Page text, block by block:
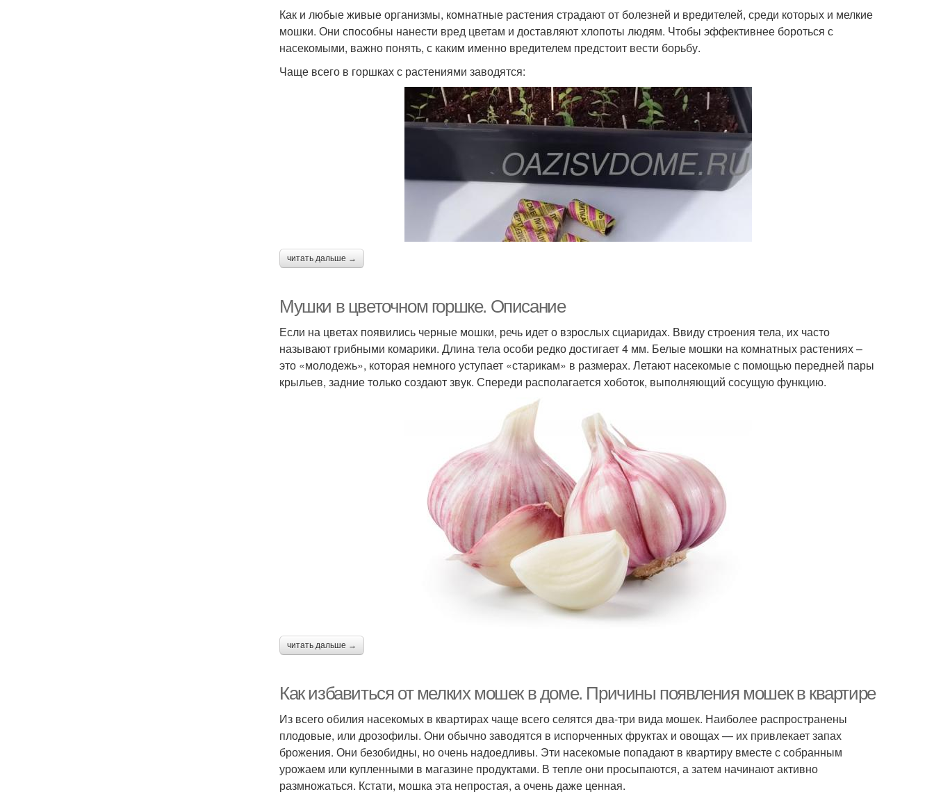
Как и любые живые организмы, комнатные растения страдают от болезней и вредителей, среди которых и мелкие
мошки. Они способны нанести вред цветам и доставляют хлопоты людям. Чтобы эффективнее бороться с
насекомыми, важно понять, с каким именно вредителем предстоит вести борьбу.
Чаще всего в горшках с растениями заводятся:
читать дальше →
Мушки в цветочном горшке. Описание
Если на цветах появились черные мошки, речь идет о взрослых сциаридах. Ввиду строения тела, их часто
называют грибными комарики. Длина тела особи редко достигает 4 мм. Белые мошки на комнатных растениях –
это «молодежь», которая немного уступает «старикам» в размерах. Летают насекомые с помощью передней пары
крыльев, задние только создают звук. Спереди располагается хоботок, выполняющий сосущую функцию.
читать дальше →
Как избавиться от мелких мошек в доме. Причины появления мошек в квартире
Из всего обилия насекомых в квартирах чаще всего селятся два-три вида мошек. Наиболее распространены
плодовые, или дрозофилы. Они обычно заводятся в испорченных фруктах и овощах — их привлекает запах
брожения. Они безобидны, но очень надоедливы. Эти насекомые попадают в квартиру вместе с собранным
урожаем или купленными в магазине продуктами. В тепле они просыпаются, а затем начинают активно
размножаться. Кстати, мошка эта непростая, а очень даже ценная.